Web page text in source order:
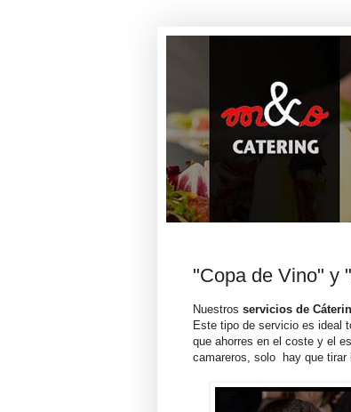
"Copa de Vino" y
Nuestros servicios de
Este tipo de servicio es ideal
que ahorres en el coste y el
camareros, solo hay que tirar